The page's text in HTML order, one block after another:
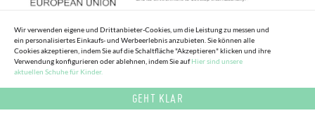
Wir verwenden eigene und Drittanbieter-Cookies, um die Leistung zu messen und
ein personalisiertes Einkaufs- und Werbeerlebnis anzubieten. Sie können alle
Cookies akzeptieren, indem Sie auf die Schaltfläche "Akzeptieren" klicken und ihre
Verwendung konfigurieren oder ablehnen, indem Sie aufHier sind unsere
aktuellen Schuhe für Kinder.
GEHT KLAR